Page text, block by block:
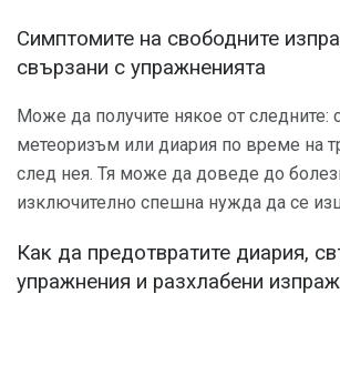
Симптомите на свободните
свързани с упражненията
Може да получите някое от следните:
метеоризъм или диария по време на
след нея. Тя може да доведе до
изключително спешна нужда да се
Как да предотвратите диария,
упражнения и разхлабени